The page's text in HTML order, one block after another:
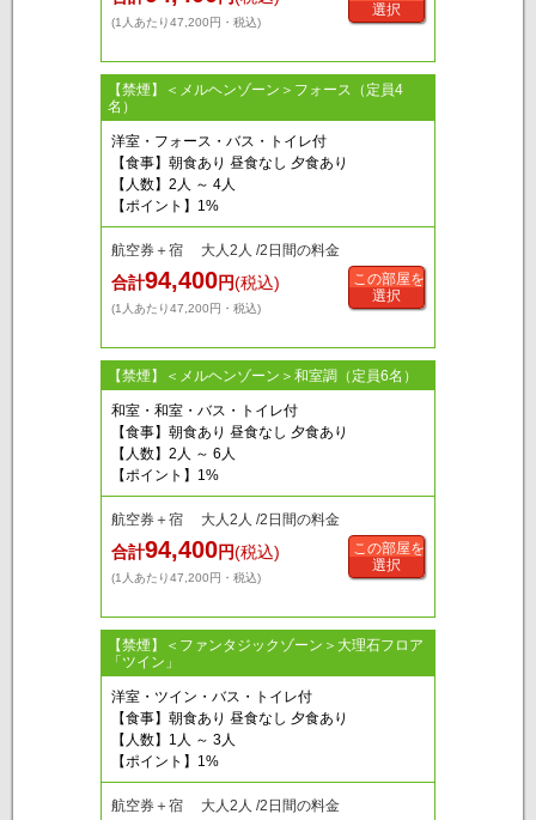
(1人あたり47,200円・税込)
選択
【禁煙】＜メルヘンゾーン＞フォース（定員4
名）
洋室・フォース・バス・トイレ付
【食事】朝食あり 昼食なし 夕食あり
【人数】2人 ～ 4人
【ポイント】1%
航空券＋宿 大人2人 /2日間の料金
合計94,400円(税込)
(1人あたり47,200円・税込)
この部屋を
選択
【禁煙】＜メルヘンゾーン＞和室調（定員6名）
和室・和室・バス・トイレ付
【食事】朝食あり 昼食なし 夕食あり
【人数】2人 ～ 6人
【ポイント】1%
航空券＋宿 大人2人 /2日間の料金
合計94,400円(税込)
(1人あたり47,200円・税込)
この部屋を
選択
【禁煙】＜ファンタジックゾーン＞大理石フロア
「ツイン」
洋室・ツイン・バス・トイレ付
【食事】朝食あり 昼食なし 夕食あり
【人数】1人 ～ 3人
【ポイント】1%
航空券＋宿 大人2人 /2日間の料金